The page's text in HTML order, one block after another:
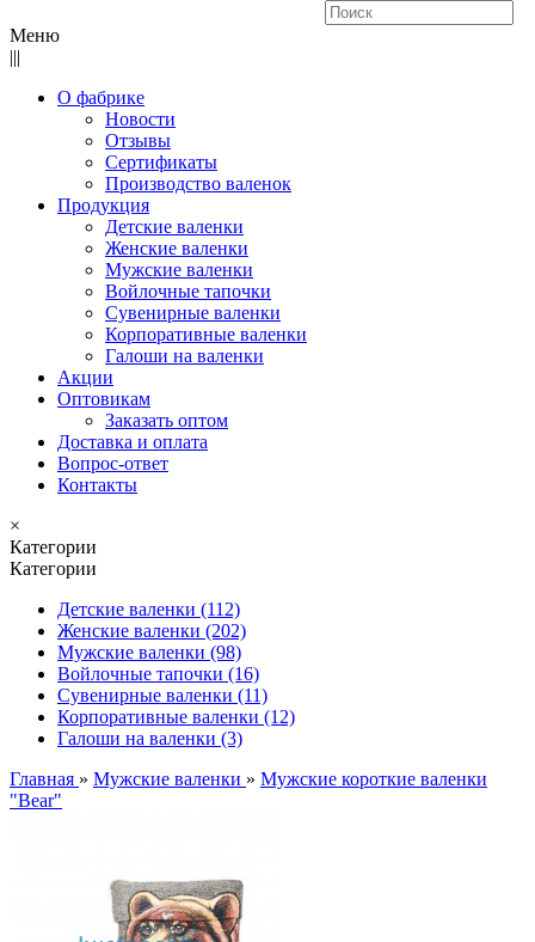
Меню
|||
О фабрике
Новости
Отзывы
Сертификаты
Производство валенок
Продукция
Детские валенки
Женские валенки
Мужские валенки
Войлочные тапочки
Сувенирные валенки
Корпоративные валенки
Галоши на валенки
Акции
Оптовикам
Заказать оптом
Доставка и оплата
Вопрос-ответ
Контакты
×
Категории
Категории
Детские валенки (112)
Женские валенки (202)
Мужские валенки (98)
Войлочные тапочки (16)
Сувенирные валенки (11)
Корпоративные валенки (12)
Галоши на валенки (3)
Главная » Мужские валенки » Мужские короткие валенки
"Bear"